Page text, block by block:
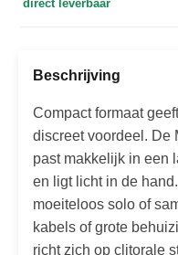
direct leverbaar
Beschrijving
Compact formaat
discreet voordeel. De
past makkelijk in een
en ligt licht in de
moeiteloos solo of
kabels of grote
richt zich op clitorale